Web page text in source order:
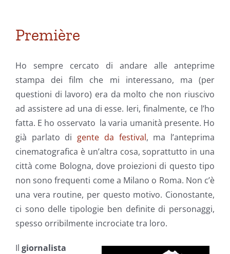
Première
Ho sempre cercato di andare alle anteprime
stampa dei film che mi interessano, ma (per
questioni di lavoro) era da molto che non riuscivo
ad assistere ad una di esse. Ieri, finalmente, ce l’ho
fatta. E ho osservato la varia umanità presente. Ho
già parlato di gente da festival, ma l’anteprima
cinematografica è un’altra cosa, soprattutto in una
città come Bologna, dove proiezioni di questo tipo
non sono frequenti come a Milano o Roma. Non c’è
una vera routine, per questo motivo. Cionostante,
ci sono delle tipologie ben definite di personaggi,
spesso orribilmente incrociate tra loro.
Il giornalista